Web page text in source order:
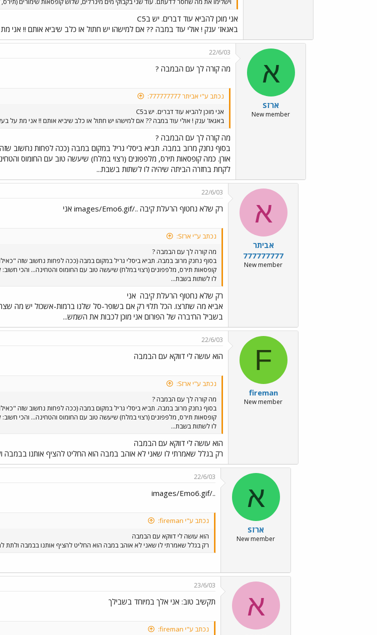
אני מוכן להביא עוד דברים. יש בC5
באגאז' ענק ! אולי עוד במבה ?? אם למישהו יש חתול או כלב שיביא אותם !! אני
א
ארזS
New member
22/6/03
מה קורה לך עם הבמבה ?
נכתב ע"י אביתר 777777777:
אני מוכן להביא עוד דברים. יש בC5
באגאז' ענק ! אולי עוד במבה ?? אם למישהו יש חתול או כלב שיביא אותם !! אני מת על
מה קורה לך עם הבמבה ?
בסוף נחנק מרוב במבה. תביא ביסלי גריל במקום במבה (ככה לפחות נחשוב
אורן. כמה קופסאות תירס, מלפפונים (רצוי במלח) שיעשה טוב עם החומוס
לקחת בחזרה הביתה שיהיה לו לשתות בשבת...
א
אביתר
777777777
New member
22/6/03
רק שלא נחטוף הרעלת קיבה ../images/Emo6.gif אני
נכתב ע"י ארזS:
מה קורה לך עם הבמבה ?
בסוף נחנק מרוב במבה. תביא ביסלי גריל במקום במבה (ככה לפחות נחשוב שזה
קופסאות תירס, מלפפונים (רצוי במלח) שיעשה טוב עם החומוס והטחינה... והכי
לו לשתות בשבת...
רק שלא נחטוף הרעלת קיבה אני
אביא מה שתרצו. הכל תלוי רק אם בשופר-סל שלנו ברמות-אשכול יש מה
בשביל הח'ברה של הפורום אני מוכן לכבות את השמש...
F
fireman
New member
22/6/03
הוא עושה לי דווקא עם הבמבה
נכתב ע"י ארזS:
מה קורה לך עם הבמבה ?
בסוף נחנק מרוב במבה. תביא ביסלי גריל במקום במבה (ככה לפחות נחשוב שזה
קופסאות תירס, מלפפונים (רצוי במלח) שיעשה טוב עם החומוס והטחינה... והכי
לו לשתות בשבת...
הוא עושה לי דווקא עם הבמבה
רק בגלל שאמרתי לו שאני לא אוהב במבה הוא החליט להציף אותנו בבמבה
א
ארזS
New member
22/6/03
../images/Emo6.gif
נכתב ע"י fireman:
הוא עושה לי דווקא עם הבמבה
רק בגלל שאמרתי לו שאני לא אוהב במבה הוא החליט להציף אותנו בבמבה ולתת
א
23/6/03
תקשיב טוב: אני אלך במיוחד בשבילך
נכתב ע"י fireman: